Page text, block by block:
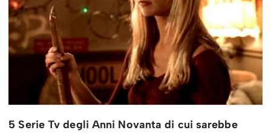
5 Serie Tv degli Anni Novanta di cui sarebbe